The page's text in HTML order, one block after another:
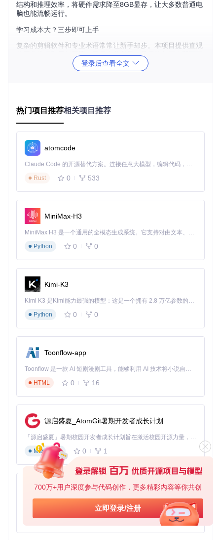
700万+用户深度参与代码创作，更多精彩内容等你共创
立即登录/注册
结构和推理效率，将硬件需求降至8GB显存，让大多数普通电
脑也能流畅运行。
学习成本大？三步即可上手
复杂的剪辑软件和专业术语常常让新手却步。本项目提供直观
的工作流程和示例配置，无需专业背景，只需简单三步即可完
B-Rapid-AllInOne，AI智能生成技术可将制作时间缩短至几小
时，大幅提升创作效率。
💡 解决方案：一站式AI视频创作平台
核心功能概览
WAN2.2-14B-Rapid-AllInOne整合了文本生成视频和图像转视
频两大核心功能，采用FP8精度优化，实现快速高效的视频生
模型类
型
MEGA
全能型，支持T2V、I2V等
专业创作、复杂
系列
场景
硬件适配指南
根据显存容量选择合适的配置，既能保证生成质量，又能避免
资源浪费：
适用场景
8GB
12GB 720p 10-30秒
训
📌 快速上手：三阶段创作流程
阶段一：环境准备
首先确保系统满足基本要求：
NVIDIA显卡（8GB显存或以上）
Python 3.8+环境
50GB以上存储空间
登录后查看全文
热门项目推荐相关项目推荐
atomcode
Claude Code 的开源替代方案。连接任意大模型，编辑代码，运行命令，自动验证 — 全自动执行。用 Rust 构建，极致性能。 ｜ An open-source alternative to Claude Code. Connect any LLM, edit code, run commands, and verify changes — autonomously. Built in Rust for speed. Get Started
Rust
0 533
MiniMax-H3
MiniMax H3 是一个通用的全模态生成系统。它支持对由文本、图像、视频和音频组成的多模态上下文进行统一理解，并能生成分辨率高达 2K、时长可达 15 秒的带原生立体声音频的视频。得益于面向任务泛化的系统设计，H3 在预训练阶段就已具备广泛的多模态上下文理解与生成能力，能够出色地执行复杂的多模态指令。
Python
0 0
Kimi-K3
Kimi K3 是Kimi能力最强的模型：这是一个拥有 2.8 万亿参数的混合专家（MoE）模型，具备原生视觉理解能力，并支持 100 万 token 的上下文窗口。
Python
0 0
Toonflow-app
Toonflow 是一款 AI 短剧漫剧工具，能够利用 AI 技术将小说自动转化为剧本，并结合 AI 生成的图片和视频，实现高效的短剧创作。借助 Toonflow，可以轻松完成从文字到影像的全流程，让短剧制作变得更加智能与便捷。
HTML
0 16
源启盛夏_AtomGit暑期开发者成长计划
「源启盛夏」暑期校园开发者成长计划旨在激活校园开源力量，通过积分激励、认证扶持、资源倾斜等形式，引导高校组织和开发者完成「入驻 — 建项目 — 做贡献 — 获认证 — 得资源」的完整闭环。无论你是想带领社团入驻平台的组织者，还是希望用代码贡献证明自己的开发者，都能在这里找到属于你的成长路径。
Markdown
0 1
AionUi
免费、本地、开源的 24/7 全天候 Cowork 应用，以及适用于 Gemini CLI、Claude Code、Codex、OpenCode、Qwen Code、Goose CLI、Auggie 等的 OpenClaw | 🌟 喜欢就点star吧
TypeScript
0 6